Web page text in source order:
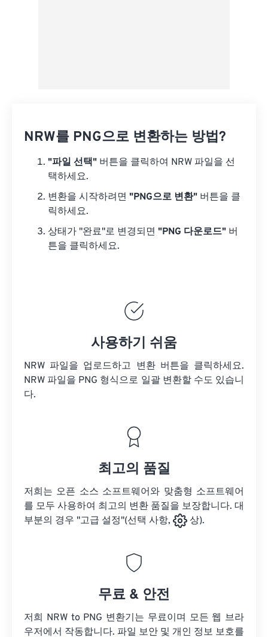
NRW를 PNG으로 변환하는 방법?
"파일 선택" 버튼을 클릭하여 NRW 파일을 선
택하세요.
변환을 시작하려면 "PNG으로 변환" 버튼을 클
릭하세요.
상태가 "완료"로 변경되면 "PNG 다운로드" 버
튼을 클릭하세요.
사용하기 쉬움
NRW 파일을 업로드하고 변환 버튼을 클릭하세요.
NRW 파일을 PNG 형식으로 일괄 변환할 수도 있습니
다.
최고의 품질
저희는 오픈 소스 소프트웨어와 맞춤형 소프트웨어
를 모두 사용하여 최고의 변환 품질을 보장합니다. 대
부분의 경우 "고급 설정"(선택 사항,
상).
무료 & 안전
저희 NRW to PNG 변환기는 무료이며 모든 웹 브라
우저에서 작동합니다. 파일 보안 및 개인 정보 보호를